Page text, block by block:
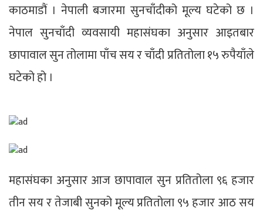
काठमाडौं । नेपाली बजारमा सुनचाँदीको मूल्य घटेको छ ।
नेपाल सुनचाँदी व्यवसायी महासंघका अनुसार आइतबार
छापावाल सुन तोलामा पाँच सय र चाँदी प्रतितोला १५ रुपैयाँले
घटेको हो ।
महासंघका अनुसार आज छापावाल सुन प्रतितोला ९६ हजार
तीन सय र तेजाबी सुनको मूल्य प्रतितोला ९५ हजार आठ सय